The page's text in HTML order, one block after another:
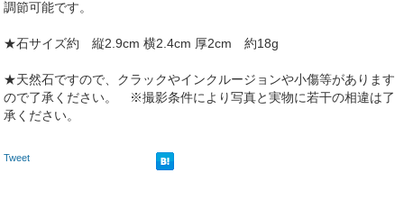
調節可能です。
★石サイズ約 縦2.9cm 横2.4cm 厚2cm 約18g
★天然石ですので、クラックやインクルージョンや小傷等があります
ので了承ください。 ※撮影条件により写真と実物に若干の相違は了
承ください。
Tweet